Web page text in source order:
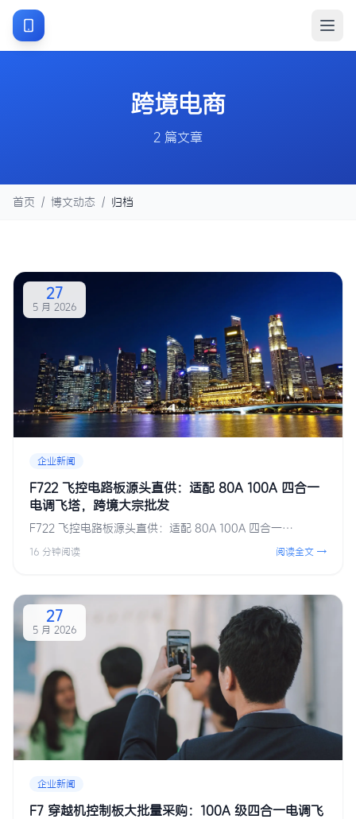
跨境电商
2 篇文章
首页 / 博文动态 / 归档
27
5 月 2026
企业新闻
F722 飞控电路板源头直供：适配 80A 100A 四合一
电调飞塔，跨境大宗批发
F722 飞控电路板源头直供：适配 80A 100A 四合一…
16 分钟阅读 阅读全文 →
27
5 月 2026
企业新闻
F7 穿越机控制板大批量采购：100A 级四合一电调飞